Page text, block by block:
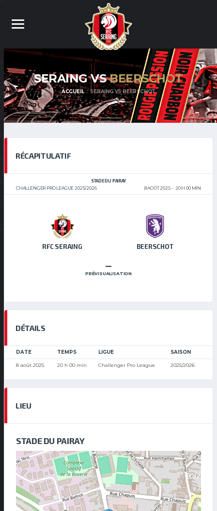
SERAING VSBEERSCHOT
ACCUEIL SERAING VS BEERSCHOT
RÉCAPITULATIF
CHALLENGER PRO LEAGUE 2025/2026
STADE DU PAIRAY
8 AOÛT 2025
20 H 00 MIN
RFC SERAING BEERSCHOT
–
PRÉVISUALISATION
DÉTAILS
DATE TEMPS LIGUE SAISON
8 août 2025 20 h 00 min Challenger Pro League 2025/2026
LIEU
STADE DU PAIRAY